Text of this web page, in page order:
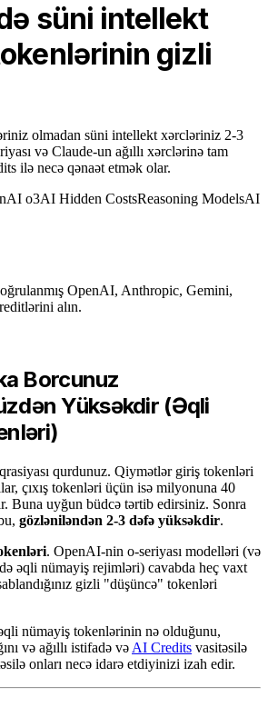
süni intellekt
gizli
olmadan süni intellekt xərcləriniz 2-3
və Claude-un ağıllı xərclərinə tam
ilə necə qənaət etmək olar.
o3AI Hidden CostsReasoning ModelsAI
OpenAI, Anthropic, Gemini,
alın.
Borcunuz
Yüksəkdir (Əqli
qurdunuz. Qiymətlər giriş tokenləri
çıxış tokenləri üçün isə milyonuna 40
Buna uyğun büdcə tərtib edirsiniz. Sonra
gözləniləndən 2-3 dəfə yüksəkdir.
. OpenAI-nin o-seriyası modelləri (və
əqli nümayiş rejimləri) cavabda heç vaxt
gizli "düşüncə" tokenləri
nümayiş tokenlərinin nə olduğunu,
və ağıllı istifadə və AI Credits vasitəsilə
onları necə idarə etdiyinizi izah edir.